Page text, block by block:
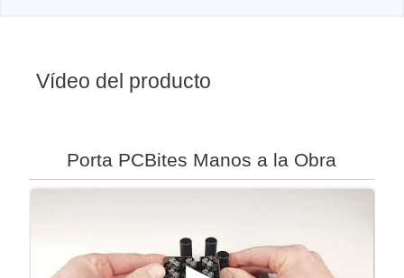
Vídeo del producto
Porta PCBites Manos a la Obra